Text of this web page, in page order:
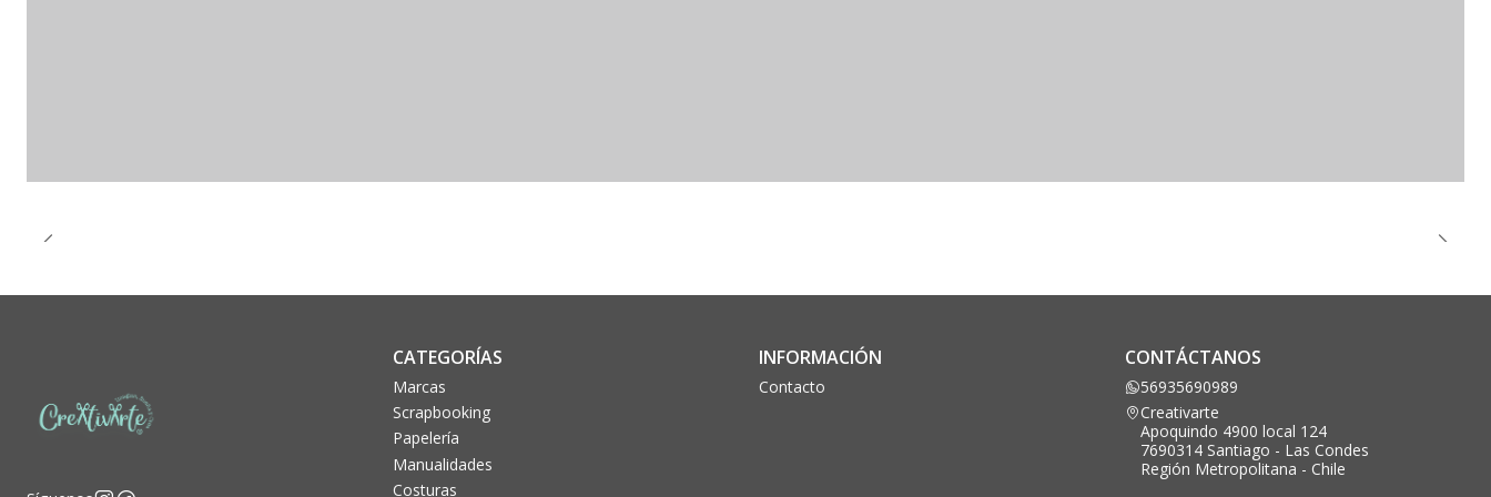
CATEGORÍAS
Marcas
Scrapbooking
Papelería
Manualidades
Costuras
INFORMACIÓN
Contacto
CONTÁCTANOS
56935690989
Creativarte
Apoquindo 4900 local 124
7690314 Santiago - Las Condes
Región Metropolitana - Chile